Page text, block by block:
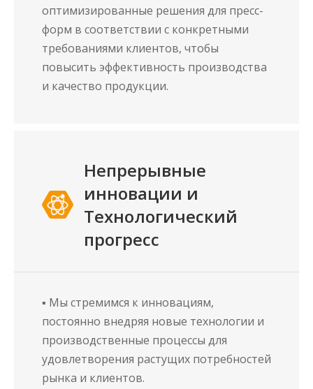
оптимизированные решения для пресс-
форм в соответствии с конкретными
требованиями клиентов, чтобы
повысить эффективность производства
и качество продукции.
Непрерывные
инновации и
Технологический
прогресс
▪ Мы стремимся к инновациям,
постоянно внедряя новые технологии и
производственные процессы для
удовлетворения растущих потребностей
рынка и клиентов.